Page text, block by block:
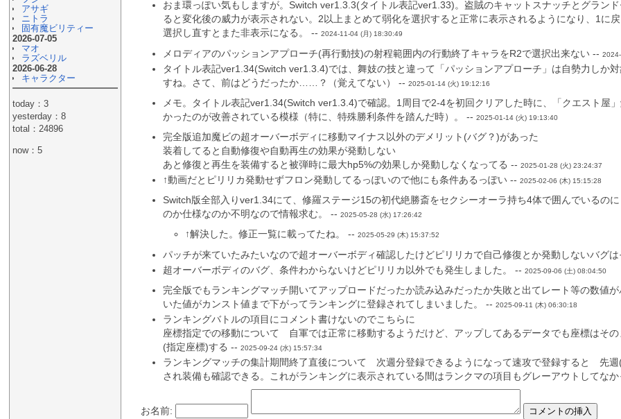
アサギ
ニトラ
固有魔ビリティー
2026-07-05
マオ
ラズベリル
2026-06-28
キャラクター
today：3
yesterday：8
total：24896
now：5
おま環っぽい気もしますが。Switch ver1.3.3(タイトル表記ver1.33)。盗賊のキャットスナッチとグラン
ると変化後の威力が表示されない。2以上まとめて弱化を選択すると正常に表示されるようになり、1
選択し直すとまた非表示になる。 --2024-11-04 (月) 18:30:49
メロディアのパッションアプローチ(再行動技)の射程範囲内の行動終了キャラをR2で選択出来ない --
タイトル表記ver1.34(Switch ver1.3.4)では、舞妓の技と違って「パッションアプローチ」は自勢力しか
すね。さて、前はどうだったか……？（覚えてない） --2025-01-14 (火) 19:12:16
メモ。タイトル表記ver1.34(Switch ver1.3.4)で確認。1周目で2-4を初回クリアした時に、「クエスト屋
かったのが改善されている模様（特に、特殊勝利条件を踏んだ時）。 --2025-01-14 (火) 19:13:40
完全版追加魔ビの超オーバーボディに移動マイナス以外のデメリット(バグ？)があった
装着してると自動修復や自動再生の効果が発動しない
あと修復と再生を装備すると被弾時に最大hp5%の効果しか発動しなくなってる --2025-01-28 (火) 23:24:37
↑動画だとピリリカ発動せずフロン発動してるっぽいので他にも条件あるっぽい --2025-02-06 (木) 15:15:28
Switch版全部入りver1.34にて、修羅ステージ15の初代絶勝斎をセクシーオーラ持ち4体で囲んでいるの
のか仕様なのか不明なので情報求む。 --2025-05-28 (水) 17:26:42
↑解決した。修正一覧に載ってたね。 --2025-05-29 (木) 15:37:52
パッチが来ていたみたいなので超オーバーボディ確認したけどピリリカで自己修復とか発動しないバグ
超オーバーボディのバグ、条件わからないけどピリリカ以外でも発生しました。 --2025-09-06 (土) 08:04:50
完全版でもランキングマッチ開いてアップロードだったか読み込みだったか失敗と出てレート等の数値
いた値がカンスト値まで下がってランキングに登録されてしまいました。 --2025-09-11 (木) 06:30:18
ランキングバトルの項目にコメント書けないのでこちらに
座標指定での移動について 自軍では正常に移動するようだけど、アップしてあるデータでも座標はそ
(指定座標)する --2025-09-24 (水) 15:57:34
ランキングマッチの集計期間終了直後について 次週分登録できるようになって速攻で登録すると 先
され装備も確認できる。これがランキングに表示されている間はランクマの項目もグレーアウトしてな
お名前: